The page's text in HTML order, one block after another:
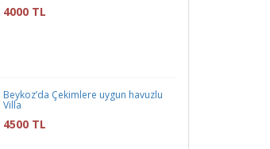
4000 TL
Beykoz’da Çekimlere uygun havuzlu
Villa
4500 TL